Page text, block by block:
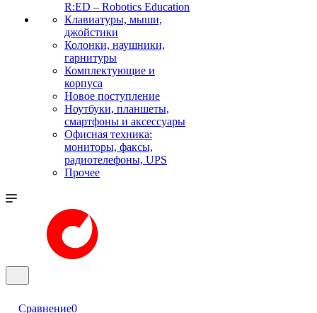
R:ED – Robotics Education
Клавиатуры, мыши,
джойстики
Колонки, наушники,
гарнитуры
Комплектующие и
корпуса
Новое поступление
Ноутбуки, планшеты,
смартфоны и аксессуары
Офисная техника:
мониторы, факсы,
радиотелефоны, UPS
Прочее
Сравнение0